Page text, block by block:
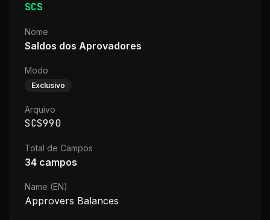
SCS
Nome
Saldos dos Aprovadores
Modo
Exclusivo
Arquivo
SCS990
Total de Campos
34 campos
Name (EN)
Approvers Balances